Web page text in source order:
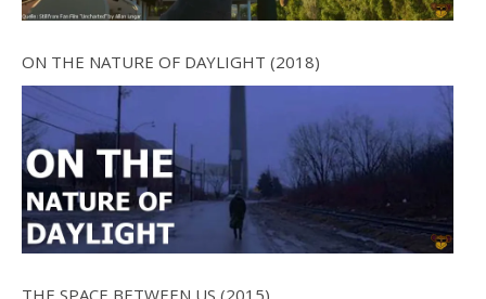
ON THE NATURE OF DAYLIGHT (2018)